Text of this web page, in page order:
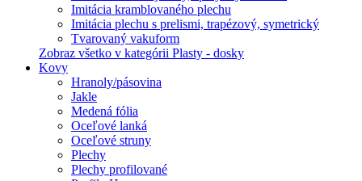
Imitácia kramblovaného plechu
Imitácia plechu s prelismi, trapézový, symetrický
Tvarovaný vakuform
Zobraz všetko v kategórii Plasty - dosky
Kovy
Hranoly/pásovina
Jakle
Medená fólia
Oceľové lanká
Oceľové struny
Plechy
Plechy profilované